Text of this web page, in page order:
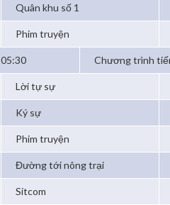
Quân khu số 1
Phim truyện
05:30 Chương trình
Lời tự sự
Ký sự
Phim truyện
Đường tới nông trại
Sitcom